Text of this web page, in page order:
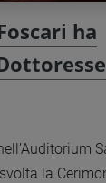
ha
la